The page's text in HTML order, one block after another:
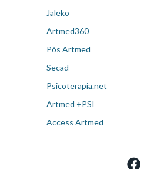
Jaleko
Artmed360
Pós Artmed
Secad
Psicoterapia.net
Artmed +PSI
Access Artmed